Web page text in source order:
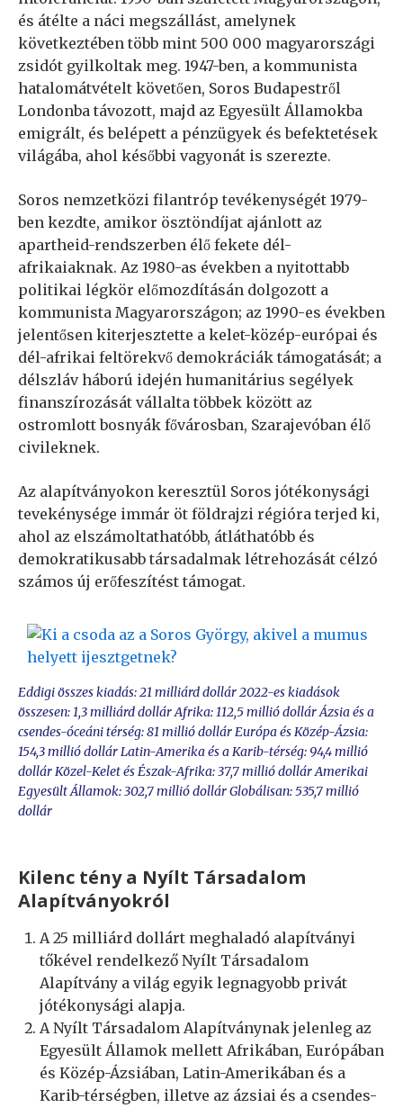
és átélte a náci megszállást, amelynek
következtében több mint 500 000 magyarországi
zsidót gyilkoltak meg. 1947-ben, a kommunista
hatalomátvételt követően, Soros Budapestről
Londonba távozott, majd az Egyesült Államokba
emigrált, és belépett a pénzügyek és befektetések
világába, ahol későbbi vagyonát is szerezte.
Soros nemzetközi filantróp tevékenységét 1979-
ben kezdte, amikor ösztöndíjat ajánlott az
apartheid-rendszerben élő fekete dél-
afrikaiaknak. Az 1980-as években a nyitottabb
politikai légkör előmozdításán dolgozott a
kommunista Magyarországon; az 1990-es években
jelentősen kiterjesztette a kelet-közép-európai és
dél-afrikai feltörekvő demokráciák támogatását; a
délszláv háború idején humanitárius segélyek
finanszírozását vállalta többek között az
ostromlott bosnyák fővárosban, Szarajevóban élő
civileknek.
Az alapítványokon keresztül Soros jótékonysági
tevekénysége immár öt földrajzi régióra terjed ki,
ahol az elszámoltathatóbb, átláthatóbb és
demokratikusabb társadalmak létrehozását célzó
számos új erőfeszítést támogat.
Eddigi összes kiadás: 21 milliárd dollár 2022-es kiadások
összesen: 1,3 milliárd dollár Afrika: 112,5 millió dollár Ázsia és a
csendes-óceáni térség: 81 millió dollár Európa és Közép-Ázsia:
154,3 millió dollár Latin-Amerika és a Karib-térség: 94,4 millió
dollár Közel-Kelet és Észak-Afrika: 37,7 millió dollár Amerikai
Egyesült Államok: 302,7 millió dollár Globálisan: 535,7 millió
dollár
Kilenc tény a Nyílt Társadalom
Alapítványokról
A 25 milliárd dollárt meghaladó alapítványi
tőkével rendelkező Nyílt Társadalom
Alapítvány a világ egyik legnagyobb privát
jótékonysági alapja.
A Nyílt Társadalom Alapítványnak jelenleg az
Egyesült Államok mellett Afrikában, Európában
és Közép-Ázsiában, Latin-Amerikában és a
Karib-térségben, illetve az ázsiai és a csendes-